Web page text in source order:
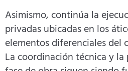
Asimismo, continúa la
privadas ubicadas en los
elementos diferenciales del
La coordinación técnica y